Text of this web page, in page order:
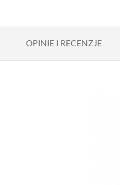
OPINIE I RECENZJE